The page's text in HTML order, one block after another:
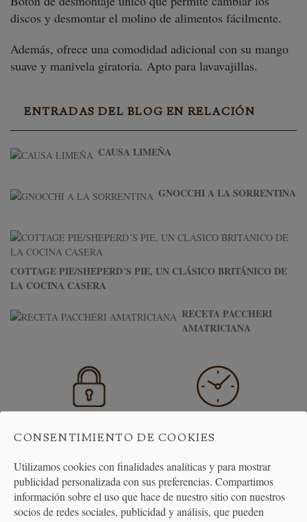
discos y desmontar el molino de alimentos fácilmente.
Además, ofrece una comodidad adicional con su mango
suave y manivela giratoria. Apto para lavavajillas.
ENTRADAS DEL BLOG EN RELACIÓN
CAUSA LIMEÑA
GNOCCHI A LA SORRENTINA
COTTAGE PIE/SHEPERD´S PIE, UN CLÁSICO BRITÁNICO DE
LA COCINA CASERA
RECETA PACCHERI
AMATRICIANA
PAGO
ENTREGA
CONSENTIMIENTO DE COOKIES
Utilizamos cookies con finalidades analíticas y para mostrar
publicidad personalizada con sus preferencias. Compartimos
información sobre el uso que hace de nuestro sitio con nuestros
socios de redes sociales, publicidad y análisis, que pueden